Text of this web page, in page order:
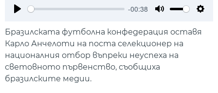
-00:38
Бразилската футболна конфедерация оставя
Карло Анчелоти на поста селекционер на
националния отбор въпреки неуспеха на
световното първенство, съобщиха
бразилските медии.